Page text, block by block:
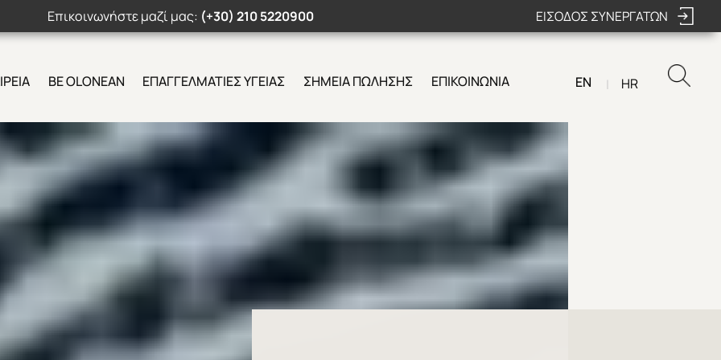
Επικοινωνήστε μαζί μας: (+30) 210 5220900 ΕΙΣΟΔΟΣ ΣΥΝΕΡΓΑΤΩΝ
BE OLONEAN ΕΠΑΓΓΕΛΜΑΤΙΕΣ ΥΓΕΙΑΣ ΣΗΜΕΙΑ ΠΩΛΗΣΗΣ ΕΠΙΚΟΙΝΩΝΙΑ EN | HR